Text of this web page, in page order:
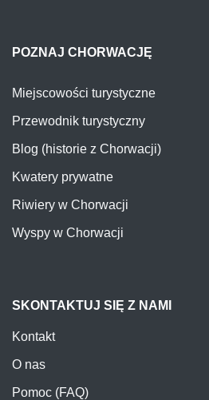
POZNAJ CHORWACJĘ
Miejscowości turystyczne
Przewodnik turystyczny
Blog (historie z Chorwacji)
Kwatery prywatne
Riwiery w Chorwacji
Wyspy w Chorwacji
SKONTAKTUJ SIĘ Z NAMI
Kontakt
O nas
Pomoc (FAQ)